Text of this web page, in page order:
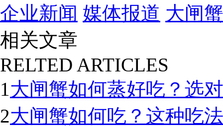
企业新闻 媒体报道 大闸
相关文章
RELTED ARTICLES
1大闸蟹如何蒸好吃？选
2大闸蟹如何吃？这种吃